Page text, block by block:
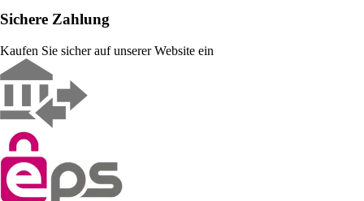
Sichere Zahlung
Kaufen Sie sicher auf unserer Website ein